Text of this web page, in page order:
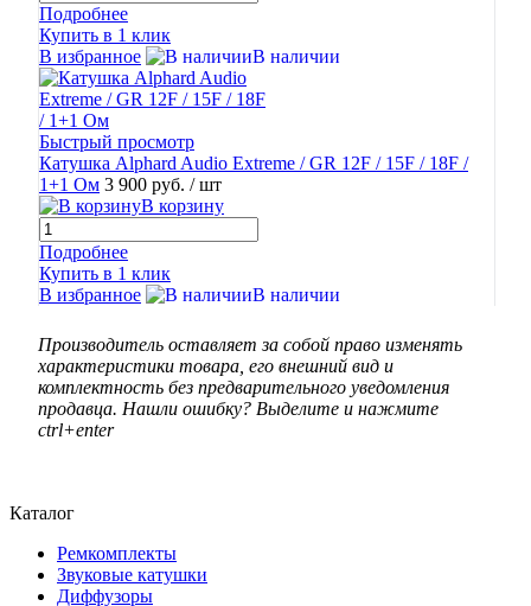
Подробнее
Купить в 1 клик
В избранное
В наличии
Быстрый просмотр
Катушка Alphard Audio Extreme / GR 12F / 15F / 18F /
1+1 Ом 3 900 руб. / шт
В корзину
Подробнее
Купить в 1 клик
В избранное
В наличии
Производитель оставляет за собой право изменять
характеристики товара, его внешний вид и
комплектность без предварительного уведомления
продавца. Нашли ошибку? Выделите и нажмите
ctrl+enter
Каталог
Ремкомплекты
Звуковые катушки
Диффузоры